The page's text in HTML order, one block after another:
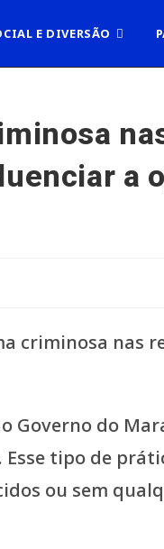
E DIVERSÃO
a
Governo do
tipo de
ou sem